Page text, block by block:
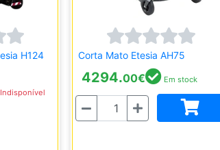
H124
Indisponível
Corta Mato Etesia AH75
4294.00€ Em stock
Quantidade